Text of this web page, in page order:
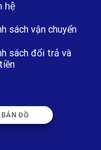
hệ
sách vận chuyển
sách đổi trả và
BẢN ĐỒ